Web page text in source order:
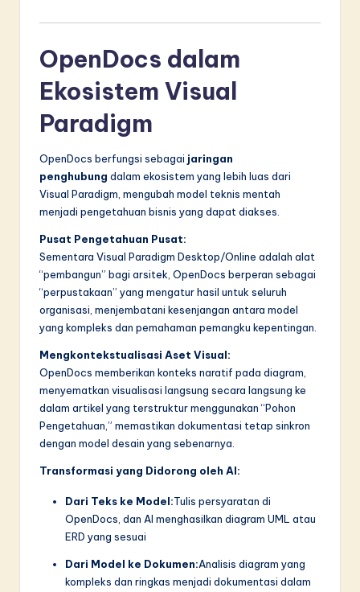
OpenDocs dalam
Ekosistem Visual
Paradigm
OpenDocs berfungsi sebagai jaringan
penghubung dalam ekosistem yang lebih luas dari
Visual Paradigm, mengubah model teknis mentah
menjadi pengetahuan bisnis yang dapat diakses.
Pusat Pengetahuan Pusat:
Sementara Visual Paradigm Desktop/Online adalah alat
“pembangun” bagi arsitek, OpenDocs berperan sebagai
“perpustakaan” yang mengatur hasil untuk seluruh
organisasi, menjembatani kesenjangan antara model
yang kompleks dan pemahaman pemangku kepentingan.
Mengkontekstualisasi Aset Visual:
OpenDocs memberikan konteks naratif pada diagram,
menyematkan visualisasi langsung secara langsung ke
dalam artikel yang terstruktur menggunakan “Pohon
Pengetahuan,” memastikan dokumentasi tetap sinkron
dengan model desain yang sebenarnya.
Transformasi yang Didorong oleh AI:
Dari Teks ke Model:Tulis persyaratan di
OpenDocs, dan AI menghasilkan diagram UML atau
ERD yang sesuai
Dari Model ke Dokumen:Analisis diagram yang
kompleks dan ringkas menjadi dokumentasi dalam